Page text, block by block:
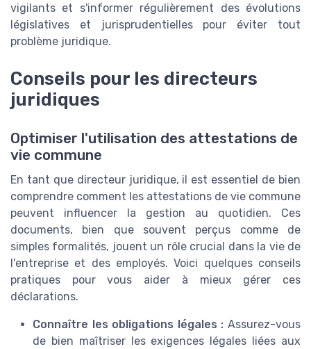
vigilants et s'informer régulièrement des évolutions
législatives et jurisprudentielles pour éviter tout
problème juridique.
Conseils pour les directeurs
juridiques
Optimiser l'utilisation des attestations de
vie commune
En tant que directeur juridique, il est essentiel de bien
comprendre comment les attestations de vie commune
peuvent influencer la gestion au quotidien. Ces
documents, bien que souvent perçus comme de
simples formalités, jouent un rôle crucial dans la vie de
l'entreprise et des employés. Voici quelques conseils
pratiques pour vous aider à mieux gérer ces
déclarations.
Connaître les obligations légales : Assurez-vous
de bien maîtriser les exigences légales liées aux